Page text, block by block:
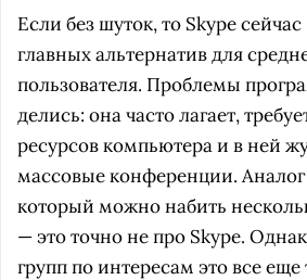
Если без шуток, то Skype
главных альтернатив для
пользователя. Проблемы
делись: она часто лагает,
ресурсов компьютера и в ней
массовые конференции.
который можно набить
— это точно не про Skype.
групп по интересам это все